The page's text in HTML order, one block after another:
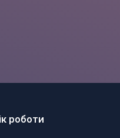
роботи